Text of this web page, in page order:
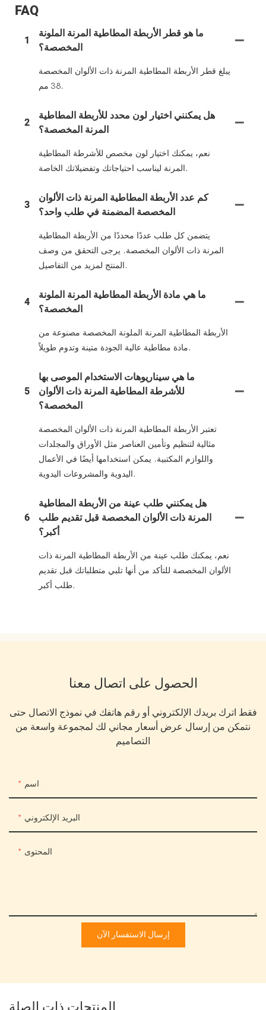
FAQ
1
ما هو قطر الأربطة المطاطية المرنة الملونة
المخصصة؟
يبلغ قطر الأربطة المطاطية المرنة ذات الألوان المخصصة
38 مم.
2
هل يمكنني اختيار لون محدد للأربطة المطاطية
المرنة المخصصة؟
نعم، يمكنك اختيار لون مخصص للأشرطة المطاطية
المرنة ليناسب احتياجاتك وتفضيلاتك الخاصة.
3
كم عدد الأربطة المطاطية المرنة ذات الألوان
المخصصة المضمنة في طلب واحد؟
يتضمن كل طلب عددًا محددًا من الأربطة المطاطية
المرنة ذات الألوان المخصصة. يرجى التحقق من وصف
المنتج لمزيد من التفاصيل.
4
ما هي مادة الأربطة المطاطية المرنة الملونة
المخصصة؟
الأربطة المطاطية المرنة الملونة المخصصة مصنوعة من
مادة مطاطية عالية الجودة متينة وتدوم طويلاً.
5
ما هي سيناريوهات الاستخدام الموصى بها
للأشرطة المطاطية المرنة ذات الألوان
المخصصة؟
تعتبر الأربطة المطاطية المرنة ذات الألوان المخصصة
مثالية لتنظيم وتأمين العناصر مثل الأوراق والمجلدات
واللوازم المكتبية. يمكن استخدامها أيضًا في الأعمال
اليدوية والمشروعات اليدوية.
6
هل يمكنني طلب عينة من الأربطة المطاطية
المرنة ذات الألوان المخصصة قبل تقديم طلب
أكبر؟
نعم، يمكنك طلب عينة من الأربطة المطاطية المرنة ذات
الألوان المخصصة للتأكد من أنها تلبي متطلباتك قبل تقديم
طلب أكبر.
الحصول على اتصال معنا
فقط اترك بريدك الإلكتروني أو رقم هاتفك في نموذج الاتصال حتى
نتمكن من إرسال عرض أسعار مجاني لك لمجموعة واسعة من
التصاميم
اسم
البريد الإلكتروني
المحتوى
إرسال الاستفسار الآن